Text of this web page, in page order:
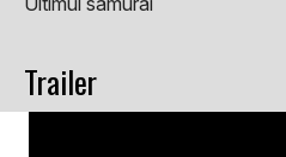
Trailer